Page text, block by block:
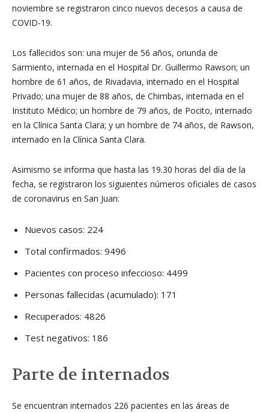
noviembre se registraron cinco nuevos decesos a causa de
COVID-19.
Los fallecidos son: una mujer de 56 años, oriunda de
Sarmiento, internada en el Hospital Dr. Guillermo Rawson; un
hombre de 61 años, de Rivadavia, internado en el Hospital
Privado; una mujer de 88 años, de Chimbas, internada en el
Instituto Médico; un hombre de 79 años, de Pocito, internado
en la Clínica Santa Clara; y un hombre de 74 años, de Rawson,
internado en la Clínica Santa Clara.
Asimismo se informa que hasta las 19.30 horas del día de la
fecha, se registraron los siguientes números oficiales de casos
de coronavirus en San Juan:
Nuevos casos: 224
Total confirmados: 9496
Pacientes con proceso infeccioso: 4499
Personas fallecidas (acumulado): 171
Recuperados: 4826
Test negativos: 186
Parte de internados
Se encuentran internados 226 pacientes en las áreas de